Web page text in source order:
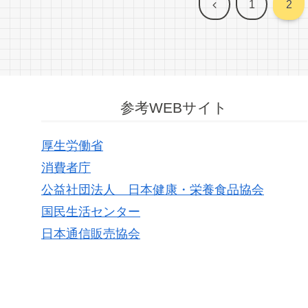
前 1 2
参考WEBサイト
厚生労働省
消費者庁
公益社団法人 日本健康・栄養食品協会
国民生活センター
日本通信販売協会